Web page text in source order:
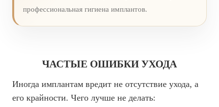
профессиональная гигиена имплантов.
ЧАСТЫЕ ОШИБКИ УХОДА
Иногда имплантам вредит не отсутствие ухода, а
его крайности. Чего лучше не делать: